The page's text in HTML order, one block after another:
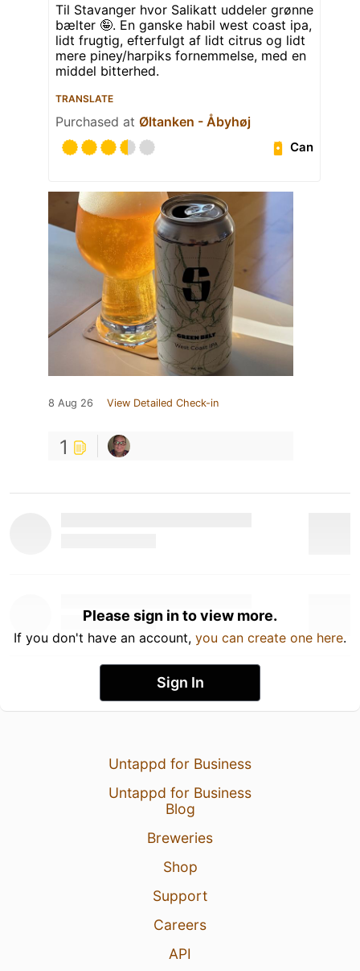
Til Stavanger hvor Salikatt uddeler grønne
bælter 🤪. En ganske habil west coast ipa,
lidt frugtig, efterfulgt af lidt citrus og lidt
mere piney/harpiks fornemmelse, med en
middel bitterhed.
TRANSLATE
Purchased at Øltanken - Åbyhøj
Can
8 Aug 26 View Detailed Check-in
1
Please sign in to view more.
If you don't have an account, you can create one here.
Sign In
Untappd for Business
Untappd for Business
Blog
Breweries
Shop
Support
Careers
API